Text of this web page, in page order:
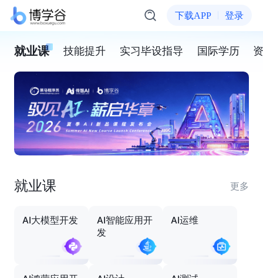
下载APP 登录
就业课 技能提升 实习毕设指导 国际学历
就业课 更多
AI大模型开发
AI智能应用开
发
AI运维